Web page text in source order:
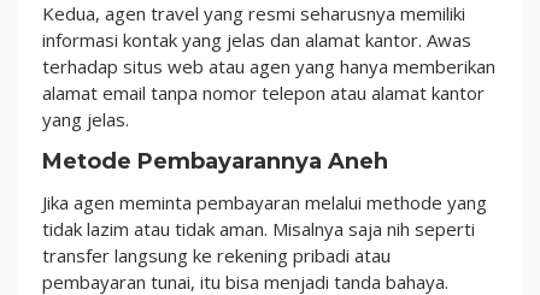
Kedua, agen travel yang resmi seharusnya memiliki
informasi kontak yang jelas dan alamat kantor. Awas
terhadap situs web atau agen yang hanya memberikan
alamat email tanpa nomor telepon atau alamat kantor
yang jelas.
Metode Pembayarannya Aneh
Jika agen meminta pembayaran melalui methode yang
tidak lazim atau tidak aman. Misalnya saja nih seperti
transfer langsung ke rekening pribadi atau
pembayaran tunai, itu bisa menjadi tanda bahaya.